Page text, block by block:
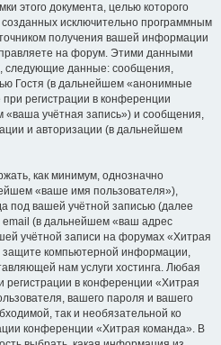
этого документа, целью которого
исключительно программным
получения вашей информации
на форум. Этими данными
следующие данные: сообщения,
Гостя (в дальнейшем «анонимные
регистрации в конференции
учётная запись») и сообщения,
и авторизации (в дальнейшем
как минимум, однозначно
«ваше имя пользователя»),
под вашей учётной записью (далее
(в дальнейшем «ваш адрес
учётной записи на форумах «Хитрая
защите компьютерной информации,
нам услуги хостинга. Любая
в конференции «Хитрая
вашего пароля и вашего
так и необязательной ко
конференции «Хитрая команда». В